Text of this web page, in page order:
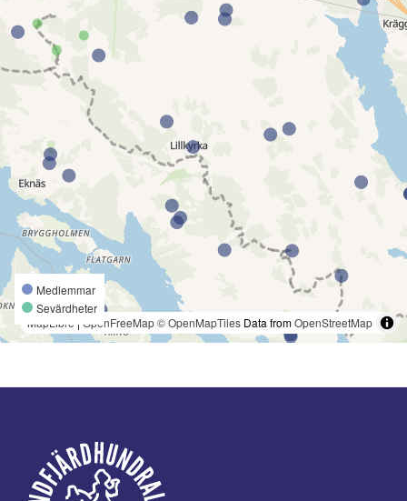
Medlemmar
Sevärdheter
MapLibre | OpenFreeMap© OpenMapTiles Data fromOpenStreetMap
Footer